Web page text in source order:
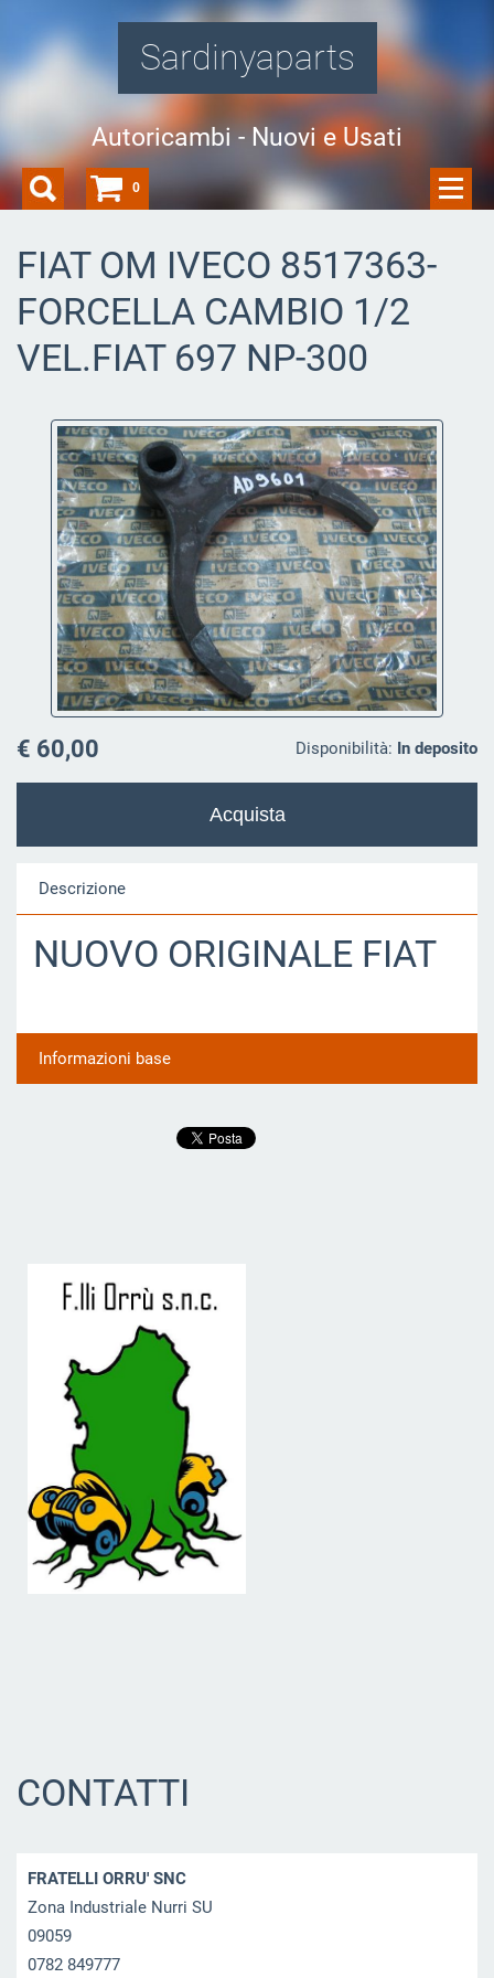
Sardinyaparts
Autoricambi - Nuovi e Usati
FIAT OM IVECO 8517363-
FORCELLA CAMBIO 1/2
VEL.FIAT 697 NP-300
Disponibilità: In deposito
€ 60,00
Descrizione
NUOVO ORIGINALE FIAT
Informazioni base
CONTATTI
FRATELLI ORRU' SNC
Zona Industriale Nurri SU
09059
0782 849777
0